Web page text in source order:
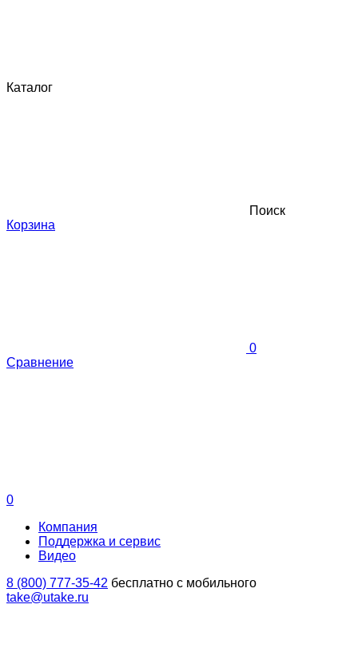
Каталог
Поиск
Корзина
0
Сравнение
0
Компания
Поддержка и сервис
Видео
8 (800) 777-35-42 бесплатно с мобильного
take@utake.ru